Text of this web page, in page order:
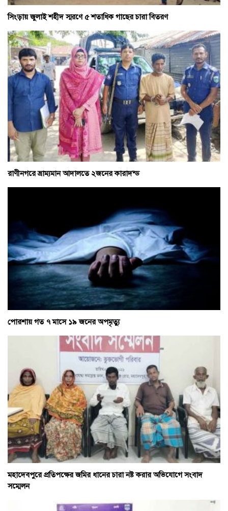
সিংড়ায় জুলাই শহীদ স্মরণে ৫ শতাধিক গাছের চারা বিতরণ
রাণীনগরে ভ্রাম্যমান আদালতে ২জনের কারাদন্ড
পোরশায় গত ৭ মাসে ১৯ জনের অপমৃত্যু
মহাদেবপুরে প্রতিপক্ষের জমির ধানের চারা নষ্ট করার অভিযোগে সংবাদ
সম্মেলন